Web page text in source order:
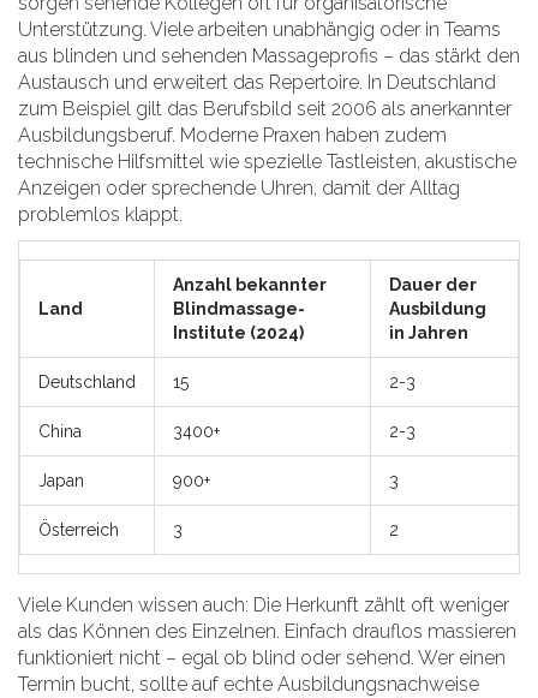
Unterstützung. Viele arbeiten unabhängig oder in Teams
aus blinden und sehenden Massageprofis – das stärkt den
Austausch und erweitert das Repertoire. In Deutschland
zum Beispiel gilt das Berufsbild seit 2006 als anerkannter
Ausbildungsberuf. Moderne Praxen haben zudem
technische Hilfsmittel wie spezielle Tastleisten, akustische
Anzeigen oder sprechende Uhren, damit der Alltag
problemlos klappt.
Land
Anzahl bekannter
Blindmassage-
Institute (2024)
Dauer der
Ausbildung
in Jahren
Deutschland 15 2-3
China 3400+ 2-3
Japan 900+ 3
Österreich 3 2
Viele Kunden wissen auch: Die Herkunft zählt oft weniger
als das Können des Einzelnen. Einfach drauflos massieren
funktioniert nicht – egal ob blind oder sehend. Wer einen
Termin bucht, sollte auf echte Ausbildungsnachweise